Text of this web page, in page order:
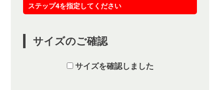
ステップ4を指定してください
サイズのご確認
サイズを確認しました